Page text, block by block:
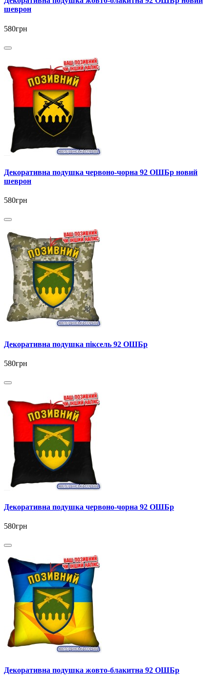
шеврон
580грн
Декоративна подушка червоно-чорна 92 ОШБр новий
шеврон
580грн
Декоративна подушка піксель 92 ОШБр
580грн
Декоративна подушка червоно-чорна 92 ОШБр
580грн
Декоративна подушка жовто-блакитна 92 ОШБр